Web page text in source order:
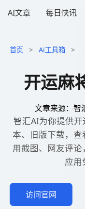
AI文章 每日快讯
首页 > Ai工具箱 >
开运麻
文章来源：智
智汇AI为你提供
本、旧版下载，
用截图、网友评
应用
访问官网